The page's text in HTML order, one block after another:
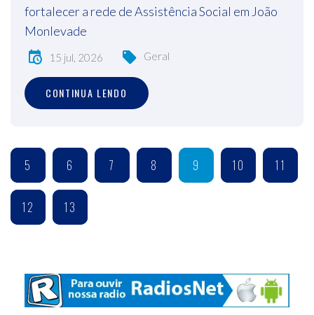
fortalecer a rede de Assistência Social em João
Monlevade
15 jul, 2026 Geral
CONTINUA LENDO
5 6 7 8 9 10 11
12 13